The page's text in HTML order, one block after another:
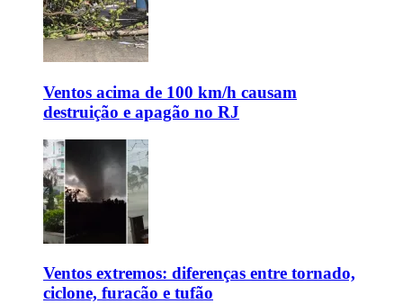
Ventos acima de 100 km/h causam
destruição e apagão no RJ
Ventos extremos: diferenças entre tornado,
ciclone, furacão e tufão